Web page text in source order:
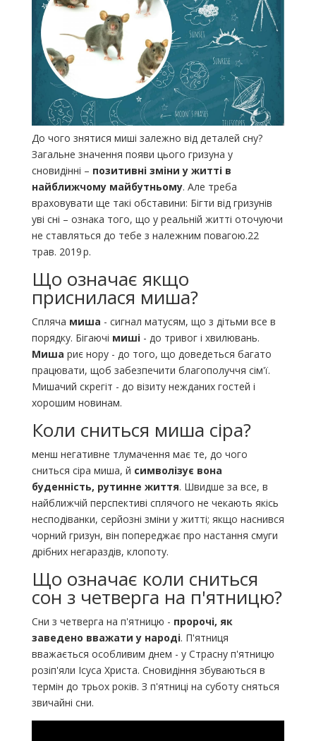
До чого знятися миші залежно від деталей сну?
Загальне значення появи цього гризуна у
сновидінні – позитивні зміни у житті в
найближчому майбутньому. Але треба
враховувати ще такі обставини: Бігти від гризунів
уві сні – ознака того, що у реальній житті оточуючи
не ставляться до тебе з належним повагою.22
трав. 2019 р.
Що означає якщо
приснилася миша?
Спляча миша - сигнал матусям, що з дітьми все в
порядку. Бігаючі миші- до тривог і хвилювань.
Миша риє нору - до того, що доведеться багато
працювати, щоб забезпечити благополуччя сім'ї.
Мишачий скрегіт - до візиту нежданих гостей і
хорошим новинам.
Коли сниться миша сіра?
менш негативне тлумачення має те, до чого
сниться сіра миша, й символізує вона
буденність, рутинне життя. Швидше за все, в
найближчій перспективі сплячого не чекають якісь
несподіванки, серйозні зміни у житті; якщо наснився
чорний гризун, він попереджає про настання смуги
дрібних негараздів, клопоту.
Що означає коли сниться
сон з четверга на п'ятницю?
Сни з четверга на п'ятницю - пророчі, як
заведено вважати у народі. П'ятниця
вважається особливим днем - у Страсну п'ятницю
розіп'яли Ісуса Христа. Сновидіння збуваються в
термін до трьох років. З п'ятниці на суботу сняться
звичайні сни.